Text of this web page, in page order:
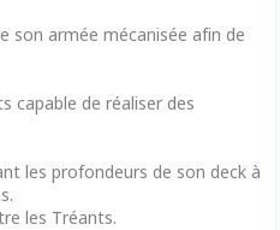
son armée mécanisée afin de
capable de réaliser des
les profondeurs de son deck à
les Tréants.